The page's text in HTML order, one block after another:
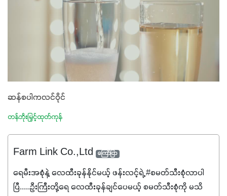
ဆန်စပါကလင်ဝိုင်
တန်ဘိုးမြှင့်ထုတ်ကုန်
Farm Link Co.,Ltd ကြော်ငြာ
ရေမီးအစုံနဲ့ လေထီးခုန်နိုင်မယ့် ဖန်းလင့်ရဲ့ #စမတ်သီးစုံလာပါ
ပြီ.....ဦးကြီးတို့ရေ ‌လေထီးခုန်ချင်ပေမယ့် စမတ်သီးစုံကို မသိ